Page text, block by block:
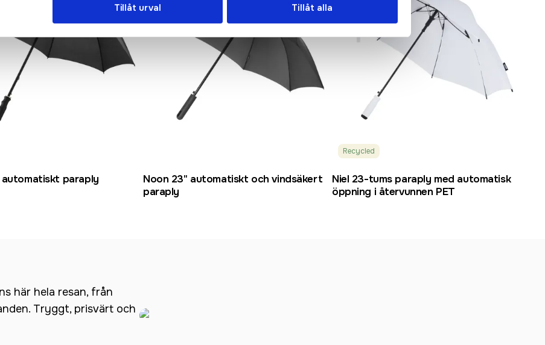
Tillåt urval Tillåt alla
automatiskt paraply
Noon 23" automatiskt och vindsäkert
paraply
Recycled
Niel 23-tums paraply med automatisk
öppning i återvunnen PET
här hela resan, från
Tryggt, prisvärt och